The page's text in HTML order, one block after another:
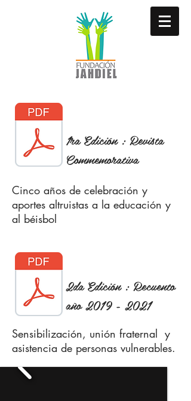
1ra Edición : Revista
Commemorativa
Cinco años de celebración y
aportes altruistas a la educación y
al béisbol
Sensibilización, unión fraternal y
asistencia de personas vulnerables.
2da Edición : Recuento
año2019 - 2021